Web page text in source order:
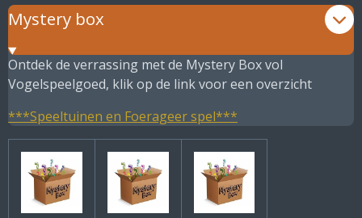
Mystery box
Ontdek de verrassing met de Mystery Box vol
Vogelspeelgoed, klik op de link voor een overzicht
***Speeltuinen en Foerageer spel***